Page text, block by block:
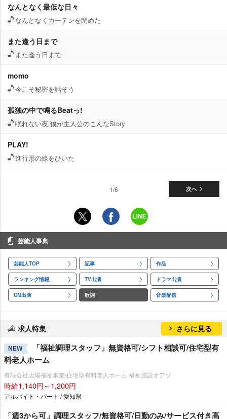
なんとなく最低な日々
なんとなくカーテンを閉めた
また逢う日まで
また逢う日まで
momo
今こそ秘密を話そう
孤独の中で鳴るBeatっ!
眠れない夜 僕が主人公のこんなStory
PLAY!
進行形の線をひいた
次へ
1/6
芸能人事典
芸能人TOP 記事 作品
ランキング情報 TV出演 ドラマ出演
CM出演 歌詞 音楽配信
求人特集 さらに見る
NEW
「福祉調理スタッフ」無資格可/シフト相談可/住宅型有
料老人ホーム
有限会社太陽福祉事業/住宅型有料老人ホーム 福祉施設オアゾ
時給1,140円～1,200円
アルバイト・パート / 愛知県
「週3から可」調理スタッフ/無資格可/日勤のみ/サービス付き高